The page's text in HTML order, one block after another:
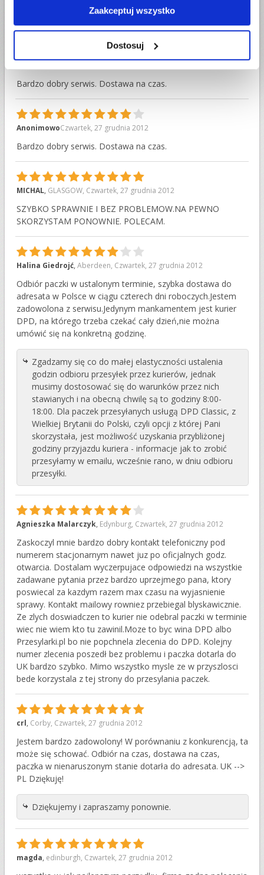
Zaakceptuj wszystko
Dostosuj
paczka doszla bardzo szybko jestem bardzo zadowolona
10
Bardzo dobry serwis. Dostawa na czas.
9
AnonimowoCzwartek, 27 grudnia 2012
Bardzo dobry serwis. Dostawa na czas.
10
MICHAL, GLASGOW, Czwartek, 27 grudnia 2012
SZYBKO SPRAWNIE I BEZ PROBLEMOW.NA PEWNO
SKORZYSTAM PONOWNIE. POLECAM.
8
Halina Giedrojć,Aberdeen, Czwartek, 27 grudnia 2012
Odbiór paczki w ustalonym terminie, szybka dostawa do
adresata w Polsce w ciągu czterech dni roboczych.Jestem
zadowolona z serwisu.Jedynym mankamentem jest kurier
DPD, na którego trzeba czekać cały dzień,nie można
umówić się na konkretną godzinę.
Zgadzamy się co do małej elastyczności ustalenia
godzin odbioru przesyłek przez kurierów, jednak
musimy dostosować się do warunków przez nich
stawianych i na obecną chwilę są to godziny 8:00-
18:00. Dla paczek przesyłanych usługą DPD Classic, z
Wielkiej Brytanii do Polski, czyli opcji z której Pani
skorzystała, jest możliwość uzyskania przybliżonej
godziny przyjazdu kuriera - informacje jak to zrobić
przesyłamy w emailu, wcześnie rano, w dniu odbioru
przesyłki.
9
Agnieszka Malarczyk, Edynburg, Czwartek, 27 grudnia 2012
Zaskoczyl mnie bardzo dobry kontakt telefoniczny pod
numerem stacjonarnym nawet juz po oficjalnych godz.
otwarcia. Dostalam wyczerpujace odpowiedzi na wszystkie
zadawane pytania przez bardzo uprzejmego pana, ktory
poswiecal za kazdym razem max czasu na wyjasnienie
sprawy. Kontakt mailowy rowniez przebiegal blyskawicznie.
Ze zlych doswiadczen to kurier nie odebral paczki w terminie
wiec nie wiem kto tu zawinil.Moze to byc wina DPD albo
Przesylarki.pl bo nie popchnela zlecenia do DPD. Kolejny
numer zlecenia poszedł bez problemu i paczka dotarla do
UK bardzo szybko. Mimo wszystko mysle ze w przyszlosci
bede korzystala z tej strony do przesylania paczek.
10
crl, Corby, Czwartek, 27 grudnia 2012
Jestem bardzo zadowolony! W porównaniu z konkurencją, ta
może się schować. Odbiór na czas, dostawa na czas,
paczka w nienaruszonym stanie dotarła do adresata. UK -->
PL Dziękuję!
Dziękujemy i zapraszamy ponownie.
10
magda, edinburgh, Czwartek, 27 grudnia 2012